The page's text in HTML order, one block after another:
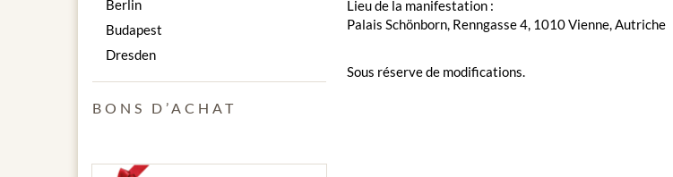
Lieu de la manifestation :
Palais Schönborn, Renngasse 4, 1010 Vienne, Autriche
Sous réserve de modifications.
Berlin
Budapest
Dresden
BONS D’ACHAT